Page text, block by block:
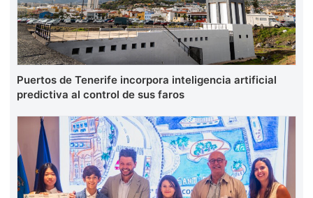
Puertos de Tenerife incorpora inteligencia artificial
predictiva al control de sus faros